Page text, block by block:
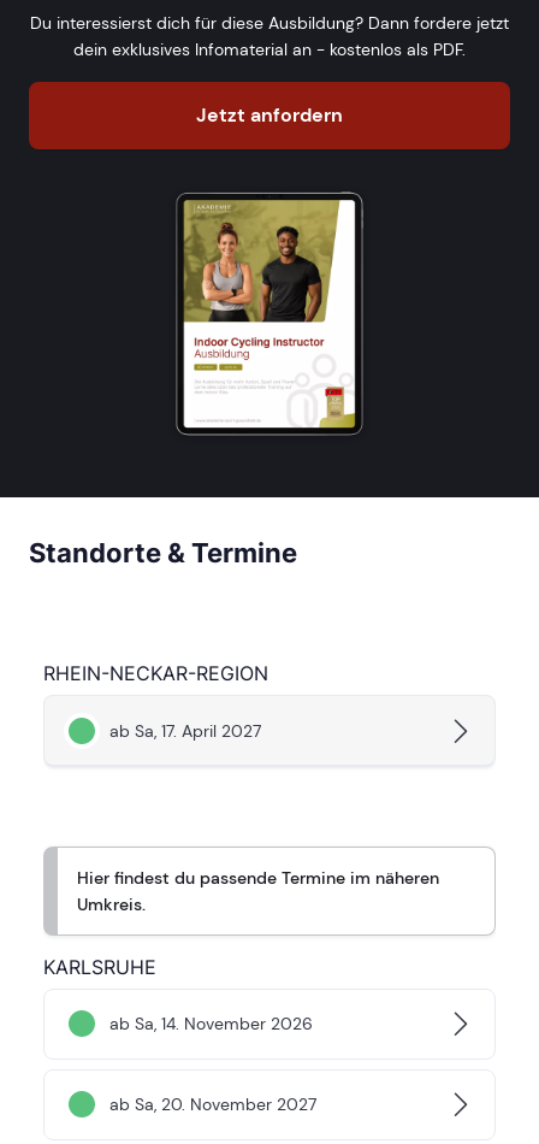
Du interessierst dich für diese Ausbildung? Dann fordere jetzt
dein exklusives Infomaterial an - kostenlos als PDF.
Jetzt anfordern
Standorte & Termine
RHEIN-NECKAR-REGION
ab Sa, 17. April 2027
Hier findest du passende Termine im näheren
Umkreis.
KARLSRUHE
ab Sa, 14. November 2026
ab Sa, 20. November 2027